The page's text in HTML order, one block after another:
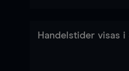
Handelstider visas